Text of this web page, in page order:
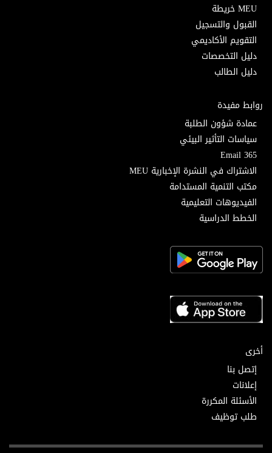
MEU خريطة
القبول والتسجيل
التقويم الأكاديمي
دليل التخصصات
دليل الطالب
روابط مفيدة
عمادة شؤون الطلبة
سياسات التأثير البيئي
Email 365
الاشتراك في النشرة الإخبارية MEU
مكتب التنمية المستدامة
الفيديوهات التعليمية
الخطط الدراسية
أخرى
إتصل بنا
إعلانات
الأسئلة المكررة
طلب توظيف